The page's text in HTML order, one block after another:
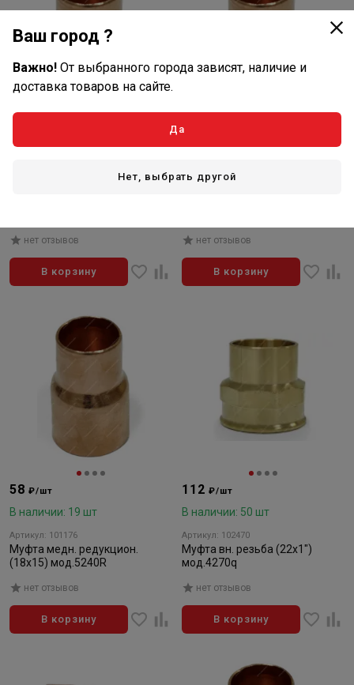
93
нет отзывов
В корзину
нет отзывов
В корзину
58₽/шт
В наличии: 19 шт
Артикул: 101176
Муфта медн. редукцион.
(18х15) мод.5240R
нет отзывов
В корзину
112₽/шт
В наличии: 50 шт
Артикул: 102470
Муфта вн. резьба (22х1")
мод.4270q
нет отзывов
В корзину
Ваш город ?
Важно! От выбранного города зависят, наличие и
доставка товаров на сайте.
Да
Нет, выбрать другой